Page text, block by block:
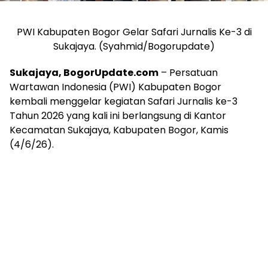
PWI Kabupaten Bogor Gelar Safari Jurnalis Ke-3 di
Sukajaya. (Syahmid/Bogorupdate)
Sukajaya, BogorUpdate.com – Persatuan
Wartawan Indonesia (PWI) Kabupaten Bogor
kembali menggelar kegiatan Safari Jurnalis ke-3
Tahun 2026 yang kali ini berlangsung di Kantor
Kecamatan Sukajaya, Kabupaten Bogor, Kamis
(4/6/26).